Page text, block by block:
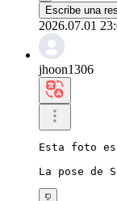
Escribe una
2026.07.01
jhoon1306
Esta foto
La pose de